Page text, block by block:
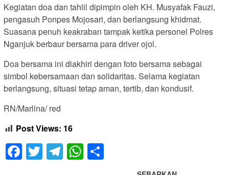
Kegiatan doa dan tahlil dipimpin oleh KH. Musyafak Fauzi,
pengasuh Ponpes Mojosari, dan berlangsung khidmat.
Suasana penuh keakraban tampak ketika personel Polres
Nganjuk berbaur bersama para driver ojol.
Doa bersama ini diakhiri dengan foto bersama sebagai
simbol kebersamaan dan solidaritas. Selama kegiatan
berlangsung, situasi tetap aman, tertib, dan kondusif.
RN/Marlina/ red
Post Views: 16
Facebook
Twitter
Telegram
WhatsApp